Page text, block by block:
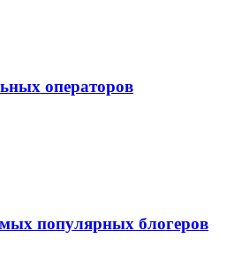
операторов
популярных блогеров